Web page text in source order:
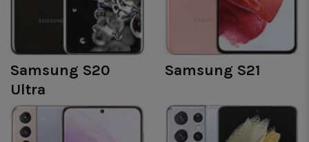
Samsung S20
Ultra
Samsung S21